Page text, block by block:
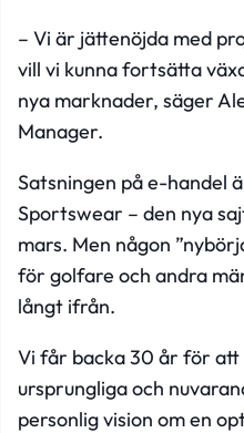
– Vi är jättenöjda med
vill vi kunna fortsätta
nya marknader, säger
Manager.
Satsningen på e-handel
Sportswear – den nya
mars. Men någon
för golfare och andra
långt ifrån.
Vi får backa 30 år för
ursprungliga och
personlig vision om en